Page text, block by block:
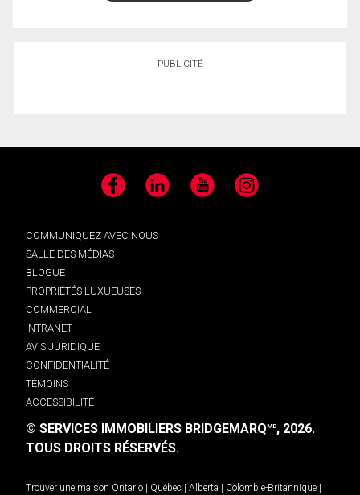
PUBLICITÉ
Facebook LinkedIn YouTube Instagram
COMMUNIQUEZ AVEC NOUS
SALLE DES MÉDIAS
BLOGUE
PROPRIÉTÉS LUXUEUSES
COMMERCIAL
INTRANET
AVIS JURIDIQUE
CONFIDENTIALITÉ
TÉMOINS
ACCESSIBILITÉ
© SERVICES IMMOBILIERS BRIDGEMARQMD, 2026.
TOUS DROITS RÉSERVÉS.
Trouver une maison Ontario Québec Alberta Colombie-Britannique